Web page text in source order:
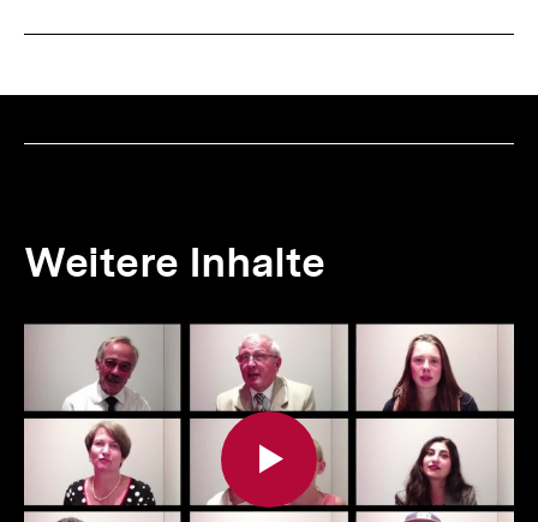
Weitere Inhalte
Inhaltskarousell
weitere
Inhalte
Inhaltskarussell
überspringen